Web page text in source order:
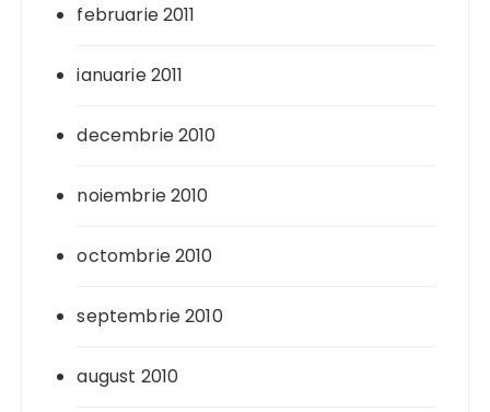
februarie 2011
ianuarie 2011
decembrie 2010
noiembrie 2010
octombrie 2010
septembrie 2010
august 2010